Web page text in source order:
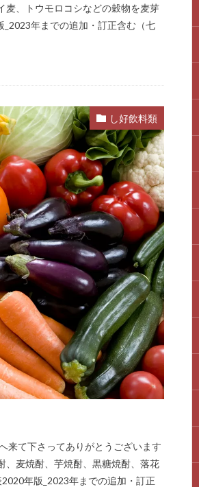
麦、トウモロコシなどの穀物を麦芽
年までの追加・訂正含む（七
し好飲料類
下さってありがとうございます
、麦焼酎、芋焼酎、黒糖焼酎、落花
年版_2023年までの追加・訂正